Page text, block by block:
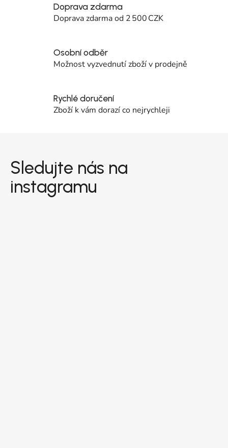
Doprava zdarma
Doprava zdarma od 2 500 CZK
Osobní odběr
Možnost vyzvednutí zboží v prodejně
Rychlé doručení
Zboží k vám dorazí co nejrychleji
Sledujte nás na
instagramu